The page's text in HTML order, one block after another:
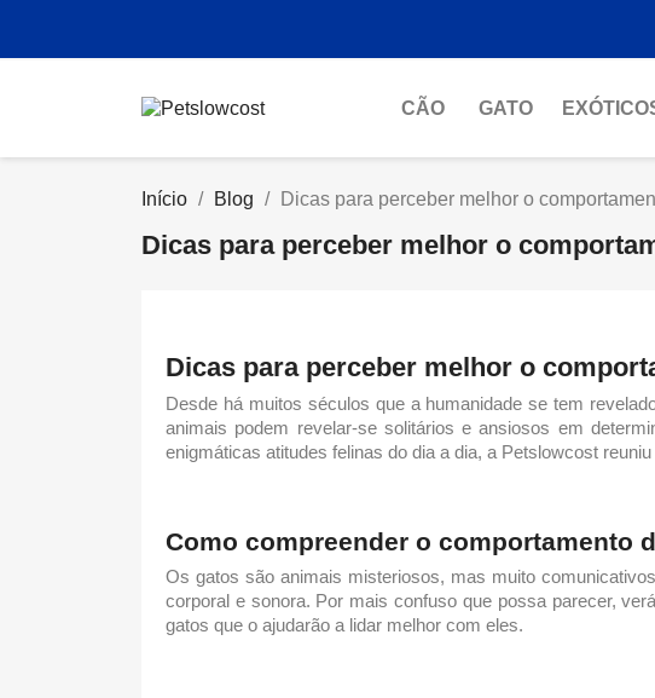
CÃO GATO
Início Blog Dicas para perceber melhor o
Dicas para perceber melhor o
Dicas para perceber melhor o
Desde há muitos séculos que a humanidade se tem
animais podem revelar-se solitários e ansiosos em
enigmáticas atitudes felinas do dia a dia, a Petslowcost
Como compreender o comportamento
Os gatos são animais misteriosos, mas muito
corporal e sonora. Por mais confuso que possa parecer,
gatos que o ajudarão a lidar melhor com eles.